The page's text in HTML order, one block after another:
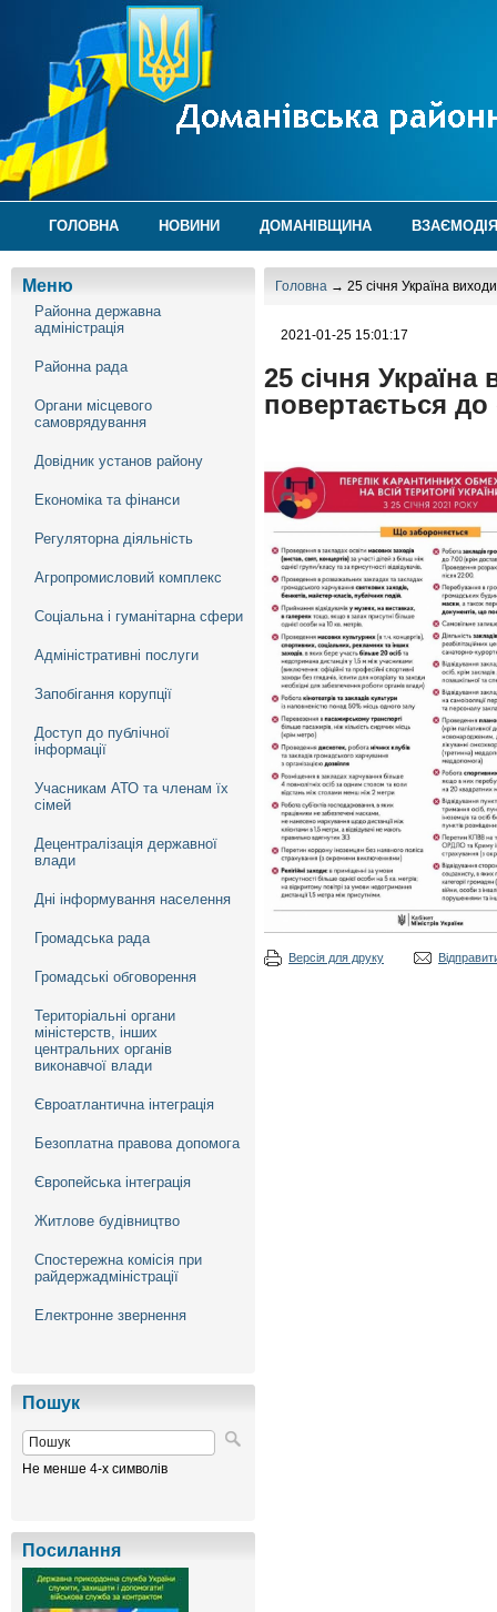
ГОЛОВНА НОВИНИ ДОМАНІВЩИНА
Меню
Районна державна
адміністрація
Районна рада
Органи місцевого
самоврядування
Довідник установ району
Економіка та фінанси
Регуляторна діяльність
Агропромисловий комплекс
Соціальна і гуманітарна сфери
Адміністративні послуги
Запобігання корупції
Доступ до публічної
інформації
Учасникам АТО та членам їх
сімей
Децентралізація державної
влади
Дні інформування населення
Громадська рада
Громадські обговорення
Територіальні органи
міністерств, інших
центральних органів
виконавчої влади
Євроатлантична інтеграція
Безоплатна правова допомога
Європейська інтеграція
Житлове будівництво
Спостережна комісія при
райдержадміністрації
Електронне звернення
Пошук
Не менше 4-х символів
Посилання
Головна → 25 січня Україна
2021-01-25 15:01:17
25 січня Україна
повертається до
Версія для друку